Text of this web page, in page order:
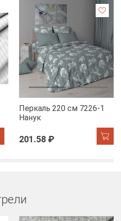
Перкаль 220 см 7226-1
Нанук
201.58 ₽